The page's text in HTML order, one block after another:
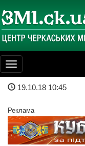
Toggle
navigation
19.10.18 10:45
Реклама